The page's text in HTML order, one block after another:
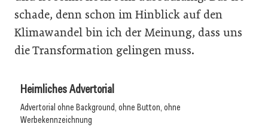
schade, denn schon im Hinblick auf den
Klimawandel bin ich der Meinung, dass uns
die Transformation gelingen muss.
Heimliches Advertorial
Advertorial ohne Background, ohne Button, ohne
Werbekennzeichnung